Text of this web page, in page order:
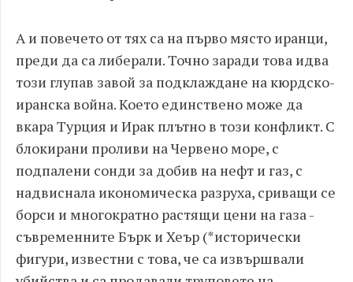
А и повечето от тях са на първо място иранци,
преди да са либерали. Точно заради това идва
този глупав завой за подклаждане на кюрдско-
иранска война. Което единствено може да
вкара Турция и Ирак плътно в този конфликт. С
блокирани проливи на Червено море, с
подпалени сонди за добив на нефт и газ, с
надвиснала икономическа разруха, сриващи се
борси и многократно растящи цени на газа -
съвременните Бърк и Хеър (*исторически
фигури, известни с това, че са извършвали